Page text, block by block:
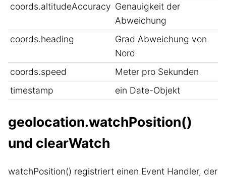
coords.altitudeAccuracy Genauigkeit der
Abweichung
coords.heading
Grad Abweichung von
Nord
coords.speed
Meter pro Sekunden
timestamp
ein Date-Objekt
geolocation.watchPosition()
und clearWatch
watchPosition() registriert einen Event Handler, der